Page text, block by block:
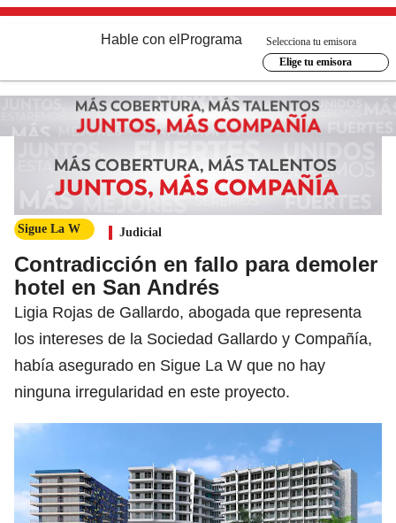
Hable con el Programa
Selecciona tu emisora
Elige tu emisora
Sigue La W Judicial
Contradicción en fallo para demoler
hotel en San Andrés
Ligia Rojas de Gallardo, abogada que representa
los intereses de la Sociedad Gallardo y Compañía,
había asegurado en Sigue La W que no hay
ninguna irregularidad en este proyecto.